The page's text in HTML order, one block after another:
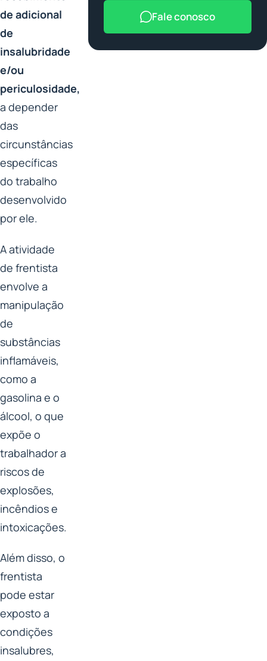
de adicional
de
insalubridade
e/ou
periculosidade,
a depender
das
circunstâncias
específicas
do trabalho
desenvolvido
por ele.
A atividade
de frentista
envolve a
manipulação
de
substâncias
inflamáveis,
como a
gasolina e o
álcool, o que
expõe o
trabalhador a
riscos de
explosões,
incêndios e
intoxicações.
Além disso, o
frentista
pode estar
exposto a
condições
insalubres,
Fale conosco